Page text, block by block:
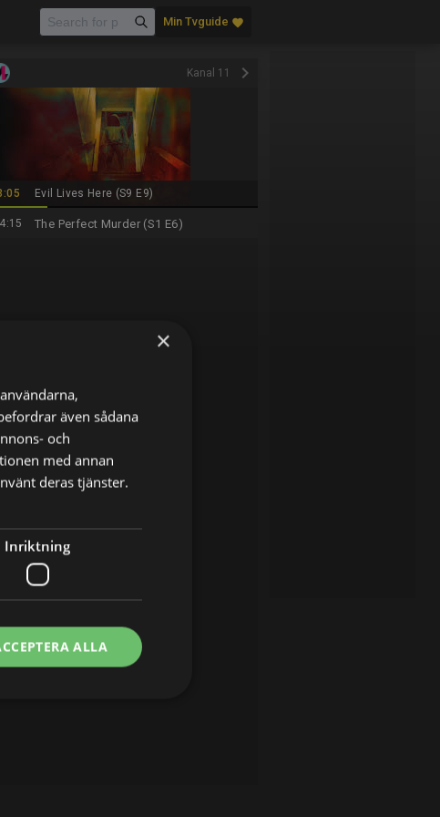
Min Tvguide favorite
Kanal 11 keyboard_arrow_right
Evil Lives Here (S9 E9)
The Perfect Murder (S1 E6)
×
även sådana
och
med annan
deras tjänster.
Inriktning
ALLA